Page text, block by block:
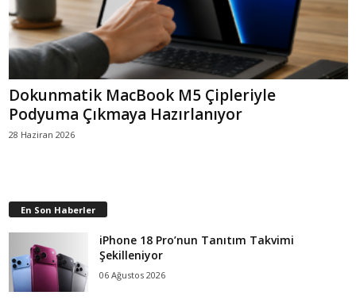
Dokunmatik MacBook M5 Çipleriyle
Podyuma Çıkmaya Hazırlanıyor
28 Haziran 2026
En Son Haberler
iPhone 18 Pro’nun Tanıtım Takvimi
Şekilleniyor
06 Ağustos 2026